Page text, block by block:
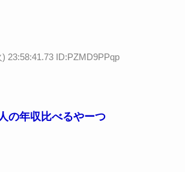
) 23:58:41.73 ID:PZMD9PPqp
の年収比べるやーつ